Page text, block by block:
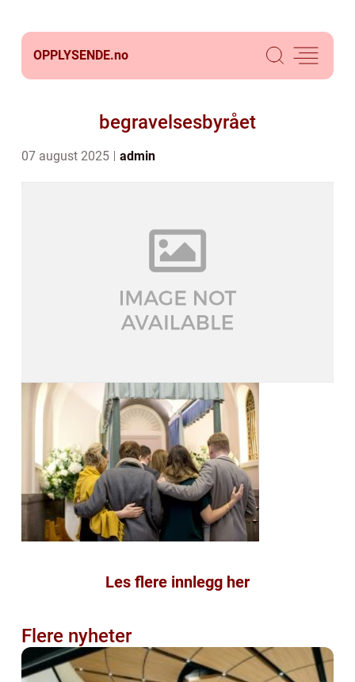
OPPLYSENDE.no
begravelsesbyrået
07 august 2025 admin
Les flere innlegg her
Flere nyheter